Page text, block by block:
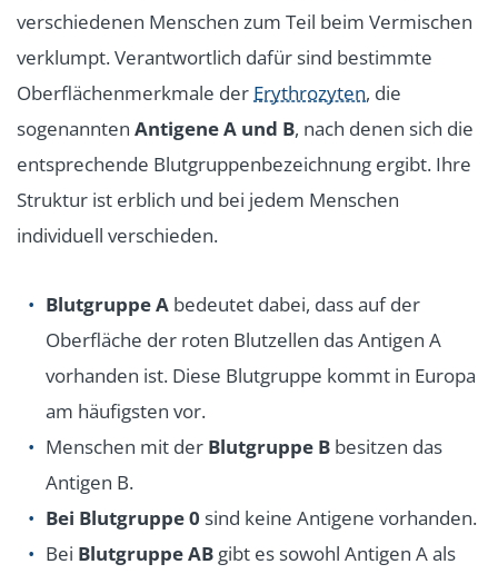
verschiedenen Menschen zum Teil beim Vermischen
verklumpt. Verantwortlich dafür sind bestimmte
Oberflächenmerkmale der Erythrozyten, die
sogenannten Antigene A und B, nach denen sich die
entsprechende Blutgruppenbezeichnung ergibt. Ihre
Struktur ist erblich und bei jedem Menschen
individuell verschieden.
Blutgruppe A bedeutet dabei, dass auf der
Oberfläche der roten Blutzellen das Antigen A
vorhanden ist. Diese Blutgruppe kommt in Europa
am häufigsten vor.
Menschen mit der Blutgruppe B besitzen das
Antigen B.
Bei Blutgruppe 0 sind keine Antigene vorhanden.
Bei Blutgruppe AB gibt es sowohl Antigen A als